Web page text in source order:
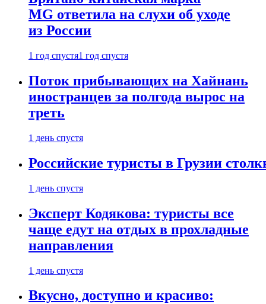
MG ответила на слухи об уходе
из России
1 год спустя1 год спустя
Поток прибывающих на Хайнань
иностранцев за полгода вырос на
треть
1 день спустя
Российские туристы в Грузии
1 день спустя
Эксперт Кодякова: туристы все
чаще едут на отдых в прохладные
направления
1 день спустя
Вкусно, доступно и красиво: